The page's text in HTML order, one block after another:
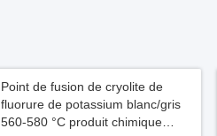
Point de fusion de cryolite de
fluorure de potassium blanc/gris
560-580 °C produit chimique